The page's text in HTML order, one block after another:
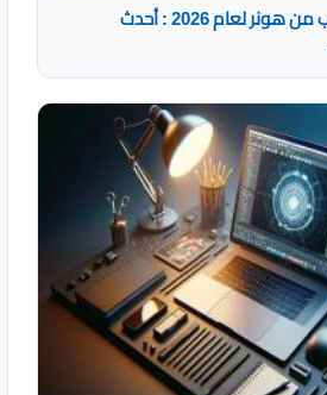
أفضل أجهزة اللاب توب من هونر لعام 2026 : أحدث